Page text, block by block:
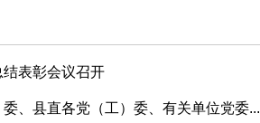
表彰会议召开
、县直各党（工）委、有关单位党委...